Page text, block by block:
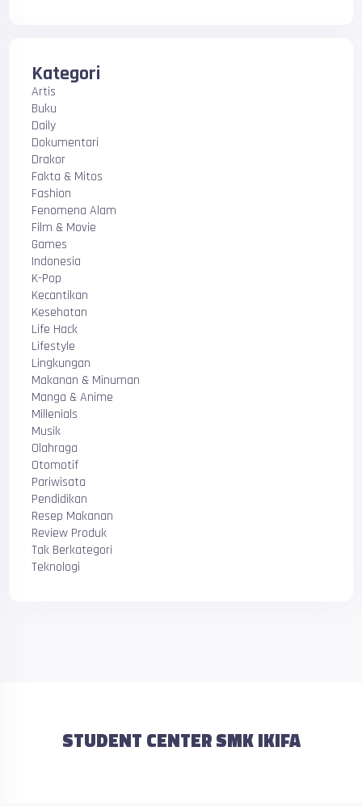
Kategori
Artis
Buku
Daily
Dokumentari
Drakor
Fakta & Mitos
Fashion
Fenomena Alam
Film & Movie
Games
Indonesia
K-Pop
Kecantikan
Kesehatan
Life Hack
Lifestyle
Lingkungan
Makanan & Minuman
Manga & Anime
Millenials
Musik
Olahraga
Otomotif
Pariwisata
Pendidikan
Resep Makanan
Review Produk
Tak Berkategori
Teknologi
STUDENT CENTER SMK IKIFA